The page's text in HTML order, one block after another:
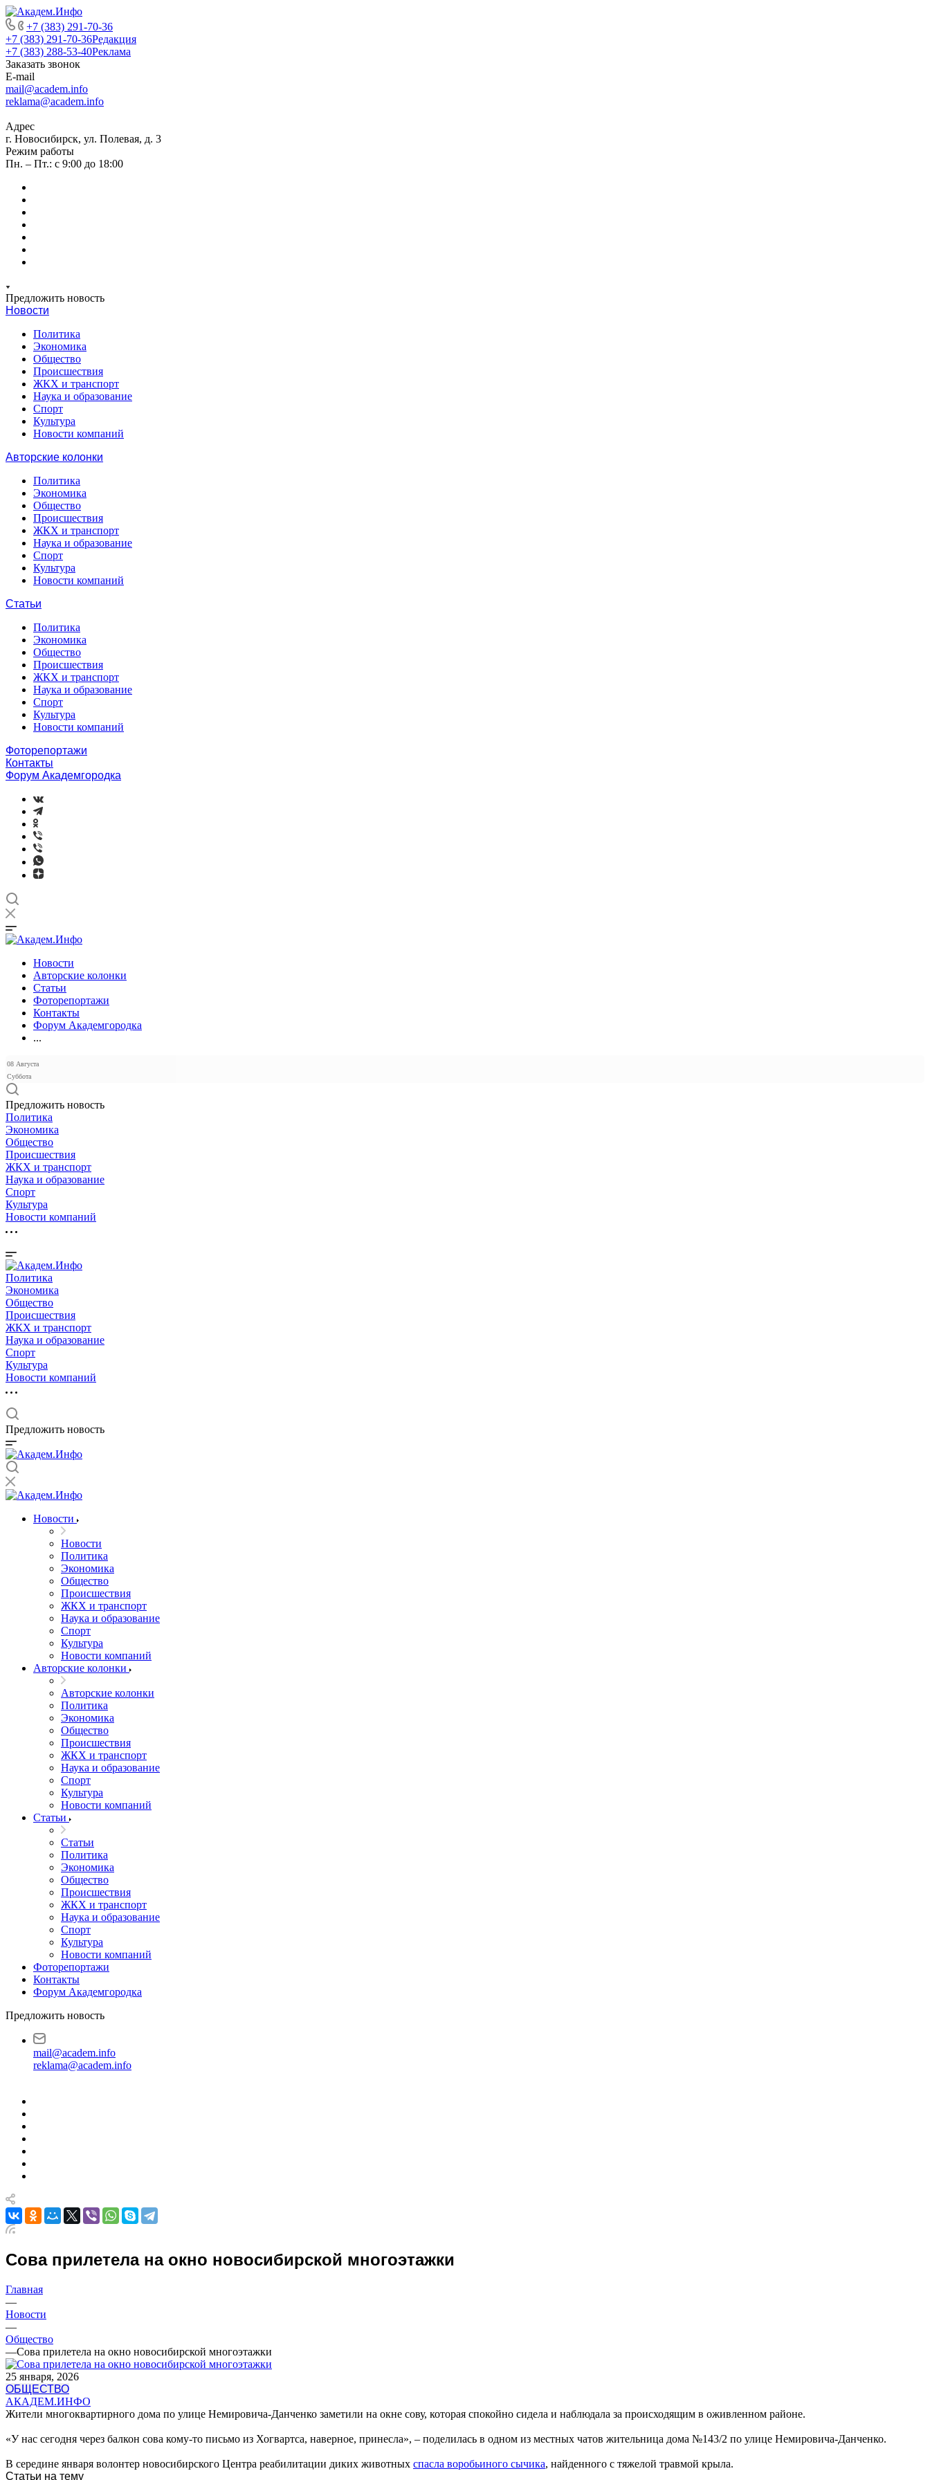
+7 (383) 291-70-36
+7 (383) 291-70-36Редакция
+7 (383) 288-53-40Реклама
Заказать звонок
E-mail
mail@academ.info
reklama@academ.info
Адрес
г. Новосибирск, ул. Полевая, д. 3
Режим работы
Пн. – Пт.: с 9:00 до 18:00
Предложить новость
Новости
Политика
Экономика
Общество
Происшествия
ЖКХ и транспорт
Наука и образование
Спорт
Культура
Новости компаний
Авторские колонки
Политика
Экономика
Общество
Происшествия
ЖКХ и транспорт
Наука и образование
Спорт
Культура
Новости компаний
Статьи
Политика
Экономика
Общество
Происшествия
ЖКХ и транспорт
Наука и образование
Спорт
Культура
Новости компаний
Фоторепортажи
Контакты
Форум Академгородка
Новости
Авторские колонки
Статьи
Фоторепортажи
Контакты
Форум Академгородка
...
08 Августа
Суббота
Предложить новость
Политика
Экономика
Общество
Происшествия
ЖКХ и транспорт
Наука и образование
Спорт
Культура
Новости компаний
Политика
Экономика
Общество
Происшествия
ЖКХ и транспорт
Наука и образование
Спорт
Культура
Новости компаний
Предложить новость
Новости
Новости
Политика
Экономика
Общество
Происшествия
ЖКХ и транспорт
Наука и образование
Спорт
Культура
Новости компаний
Авторские колонки
Авторские колонки
Политика
Экономика
Общество
Происшествия
ЖКХ и транспорт
Наука и образование
Спорт
Культура
Новости компаний
Статьи
Статьи
Политика
Экономика
Общество
Происшествия
ЖКХ и транспорт
Наука и образование
Спорт
Культура
Новости компаний
Фоторепортажи
Контакты
Форум Академгородка
Предложить новость
mail@academ.info
reklama@academ.info
Сова прилетела на окно новосибирской многоэтажки
Главная
—
Новости
—
Общество
—Сова прилетела на окно новосибирской многоэтажки
25 января, 2026
ОБЩЕСТВО
АКАДЕМ.ИНФО
Жители многоквартирного дома по улице Немировича-Данченко заметили на окне сову, которая спокойно сидела и наблюдала за происходящим в оживленном районе.
«У нас сегодня через балкон сова кому-то письмо из Хогвартса, наверное, принесла», – поделилась в одном из местных чатов жительница дома №143/2 по улице Немировича-Данченко.
В середине января волонтер новосибирского Центра реабилитации диких животных спасла воробьиного сычика, найденного с тяжелой травмой крыла.
Статьи на тему